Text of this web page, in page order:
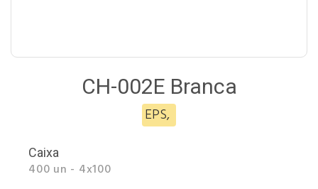
CH-002E Branca
EPS,
Caixa
400 un - 4x100